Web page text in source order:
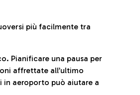
più facilmente tra
Pianificare una pausa per
affrettate all’ultimo
in aeroporto può aiutare a